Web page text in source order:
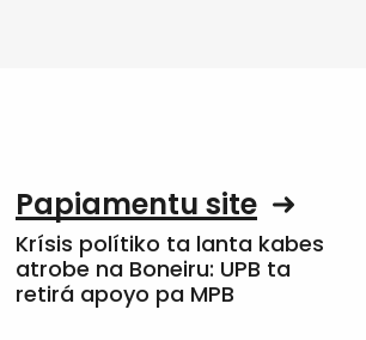
Papiamentu site
Krísis polítiko ta lanta kabes
atrobe na Boneiru: UPB ta
retirá apoyo pa MPB